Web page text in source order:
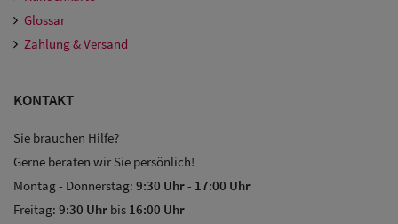
Glossar
Zahlung & Versand
KONTAKT
Sie brauchen Hilfe?
Gerne beraten wir Sie persönlich!
Montag - Donnerstag: 9:30 Uhr- 17:00 Uhr
Freitag: 9:30 Uhr bis 16:00 Uhr